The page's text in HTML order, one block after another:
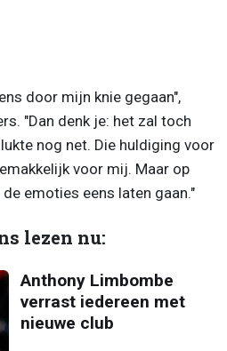
door mijn knie gegaan",
"Dan denk je: het zal toch
nog net. Die huldiging voor
voor mij. Maar op
emoties eens laten gaan."
lezen nu:
Anthony Limbombe
verrast iedereen met
nieuwe club